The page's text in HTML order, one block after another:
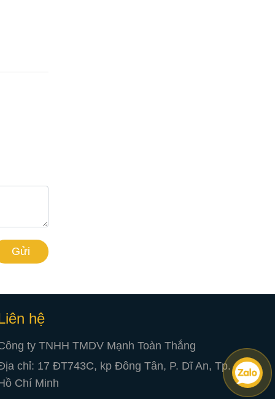
Gửi
hệ
ty TNHH TMDV Mạnh Toàn Thắng
chỉ: 17 ĐT743C, kp Đông Tân, P. Dĩ An, Tp.
Chí Minh